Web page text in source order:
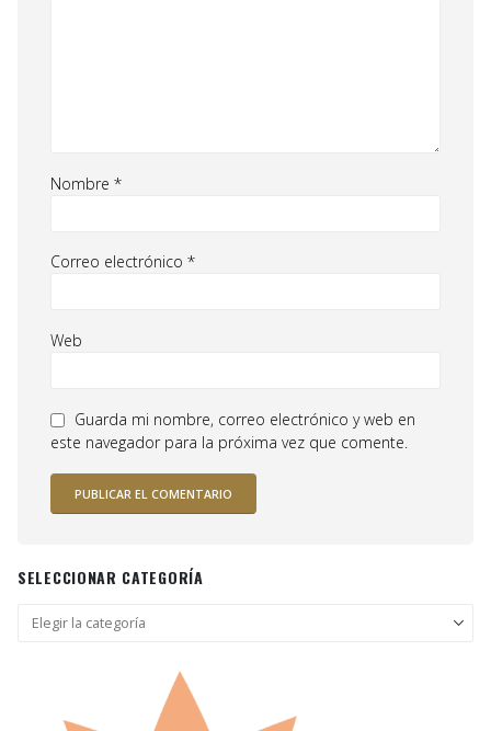
Nombre *
Correo electrónico *
Web
Guarda mi nombre, correo electrónico y web en
este navegador para la próxima vez que comente.
SELECCIONAR CATEGORÍA
Seleccionar
categoría